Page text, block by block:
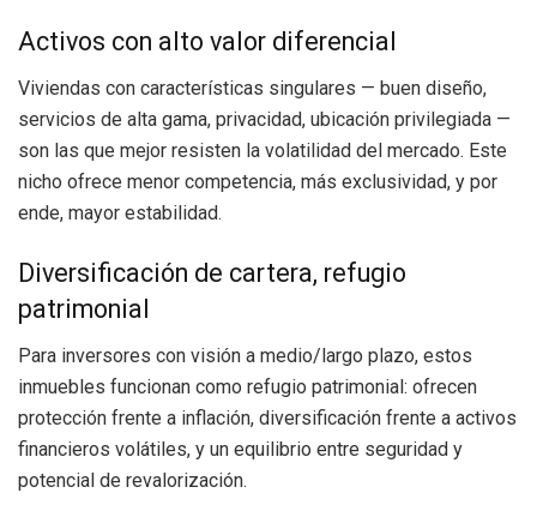
Activos con alto valor diferencial
Viviendas con características singulares — buen diseño,
servicios de alta gama, privacidad, ubicación privilegiada —
son las que mejor resisten la volatilidad del mercado. Este
nicho ofrece menor competencia, más exclusividad, y por
ende, mayor estabilidad.
Diversificación de cartera, refugio
patrimonial
Para inversores con visión a medio/largo plazo, estos
inmuebles funcionan como refugio patrimonial: ofrecen
protección frente a inflación, diversificación frente a activos
financieros volátiles, y un equilibrio entre seguridad y
potencial de revalorización.